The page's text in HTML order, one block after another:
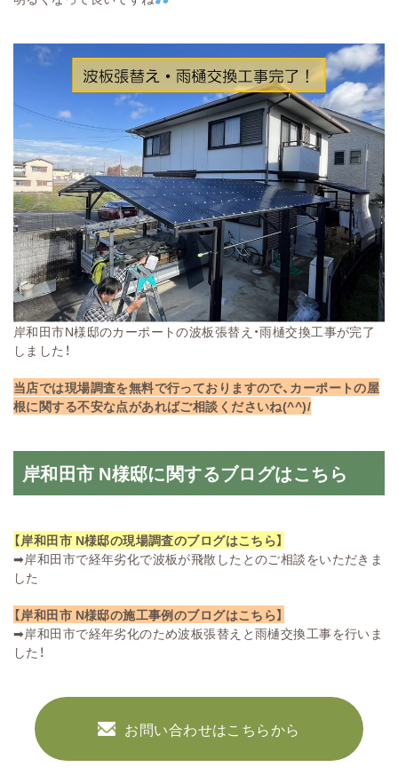
岸和田市N様邸のカーポートの波板張替え・雨樋交換工事が完了
しました！
当店では現場調査を無料で行っておりますので、カーポートの屋
根に関する不安な点があればご相談くださいね(^^)/
岸和田市 N様邸に関するブログはこちら
【岸和田市 N様邸の現場調査のブログはこちら】
➡岸和田市で経年劣化で波板が飛散したとのご相談をいただきま
した
【岸和田市 N様邸の施工事例のブログはこちら】
➡岸和田市で経年劣化のため波板張替えと雨樋交換工事を行いま
した！
お問い合わせはこちらから